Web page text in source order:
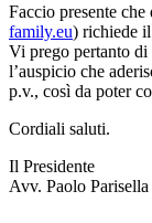
Faccio presente
family.eu) richiede
Vi prego pertanto
l’auspicio che
p.v., così da poter
Cordiali saluti.
Il Presidente
Avv. Paolo Parisella